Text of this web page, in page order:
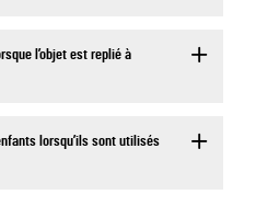
l’objet est replié à
lorsqu’ils sont utilisés